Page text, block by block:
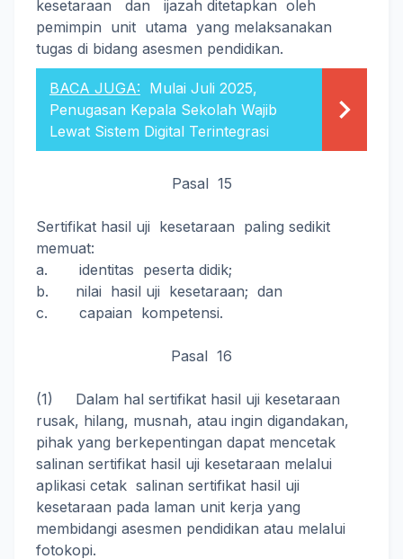
kesetaraan dan ijazah ditetapkan oleh
pemimpin unit utama yang melaksanakan
tugas di bidang asesmen pendidikan.
BACA JUGA: Mulai Juli 2025,
Penugasan Kepala Sekolah Wajib
Lewat Sistem Digital Terintegrasi
Pasal 15
Sertifikat hasil uji kesetaraan paling sedikit
memuat:
a. identitas peserta didik;
b. nilai hasil uji kesetaraan; dan
c. capaian kompetensi.
Pasal 16
(1) Dalam hal sertifikat hasil uji kesetaraan
rusak, hilang, musnah, atau ingin digandakan,
pihak yang berkepentingan dapat mencetak
salinan sertifikat hasil uji kesetaraan melalui
aplikasi cetak salinan sertifikat hasil uji
kesetaraan pada laman unit kerja yang
membidangi asesmen pendidikan atau melalui
fotokopi.